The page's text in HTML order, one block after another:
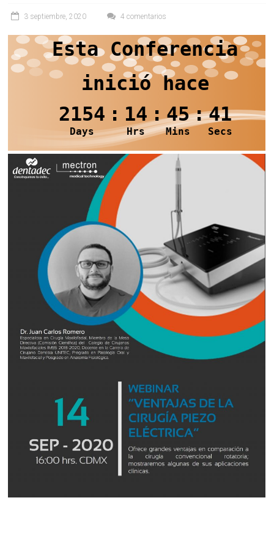
3 septiembre, 2020 4 comentarios